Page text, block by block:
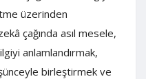
üzerinden
çağında asıl mesele,
anlamlandırmak,
birleştirmek ve